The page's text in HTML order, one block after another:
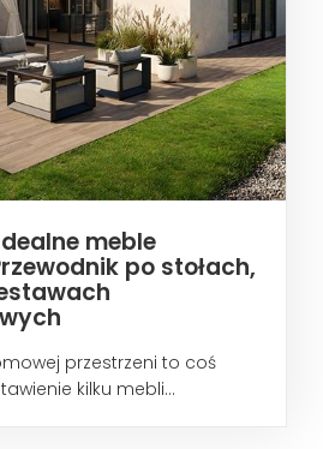
meble
po stołach,
przestrzeni to coś
kilku mebli...